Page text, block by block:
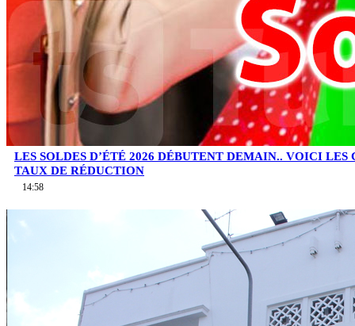
LES SOLDES D’ÉTÉ 2026 DÉBUTENT DEMAIN.. VOICI LES
TAUX DE RÉDUCTION
14:58